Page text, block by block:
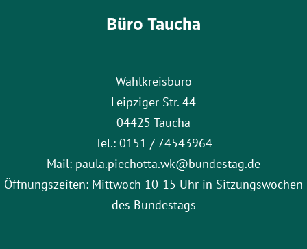
Büro Taucha
Wahlkreisbüro
Leipziger Str. 44
04425 Taucha
Tel.: 0151 / 74543964
Mail: paula.piechotta.wk@bundestag.de
Öffnungszeiten: Mittwoch 10-15 Uhr in Sitzungswochen
des Bundestags